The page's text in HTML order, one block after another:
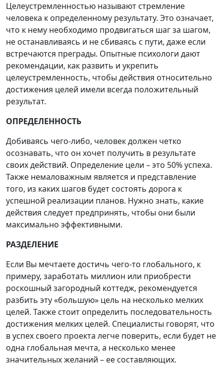
Целеустремленностью называют стремление
человека к определенному результату. Это означает,
что к нему необходимо продвигаться шаг за шагом,
не останавливаясь и не сбиваясь с пути, даже если
встречаются преграды. Опытные психологи дают
рекомендации, как развить и укрепить
целеустремленность, чтобы действия относительно
достижения целей имели всегда положительный
результат.
ОПРЕДЕЛЕННОСТЬ
Добиваясь чего-либо, человек должен четко
осознавать, что он хочет получить в результате
своих действий. Определение цели – это 50% успеха.
Также немаловажным является и представление
того, из каких шагов будет состоять дорога к
успешной реализации планов. Нужно знать, какие
действия следует предпринять, чтобы они были
максимально эффективными.
РАЗДЕЛЕНИЕ
Если Вы мечтаете достичь чего-то глобального, к
примеру, заработать миллион или приобрести
роскошный загородный коттедж, рекомендуется
разбить эту «большую» цель на несколько мелких
целей. Также стоит определить последовательность
достижения мелких целей. Специалисты говорят, что
в успех своего проекта легче поверить, если будет не
одна глобальная мечта, а несколько менее
значительных желаний – ее составляющих.